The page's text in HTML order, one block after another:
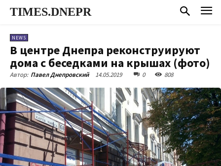
TIMES.DNEPR
NEWS
В центре Днепра реконструируют
дома с беседками на крышах (фото)
Автор: Павел Днепровский 14.05.2019 0 808